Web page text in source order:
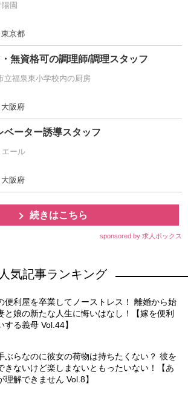
園
京都
無資格可の調理師/調理スタッフ
立福泉東小学校内の厨房
阪府
ベーター誘導スタッフ
エール
阪府
続きはこちら
sponsored by 求人ボックス
人気記事ランキング
便利屋を卒業してノーストレス！ 離婚から始
と娘の新たな人生に悔いはなし！【嫁を便利
する義母 Vol.44】
ぶらなのに彼女の荷物は持ちたくない？ 彼を
きないけど楽しまないともったいない！【あ
理解できません Vol.8】